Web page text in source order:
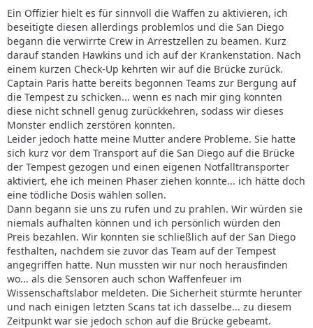
Ein Offizier hielt es für sinnvoll die Waffen zu aktivieren, ich
beseitigte diesen allerdings problemlos und die San Diego
begann die verwirrte Crew in Arrestzellen zu beamen. Kurz
darauf standen Hawkins und ich auf der Krankenstation. Nach
einem kurzen Check-Up kehrten wir auf die Brücke zurück.
Captain Paris hatte bereits begonnen Teams zur Bergung auf
die Tempest zu schicken... wenn es nach mir ging konnten
diese nicht schnell genug zurückkehren, sodass wir dieses
Monster endlich zerstören konnten.
Leider jedoch hatte meine Mutter andere Probleme. Sie hatte
sich kurz vor dem Transport auf die San Diego auf die Brücke
der Tempest gezogen und einen eigenen Notfalltransporter
aktiviert, ehe ich meinen Phaser ziehen konnte... ich hätte doch
eine tödliche Dosis wählen sollen.
Dann begann sie uns zu rufen und zu prahlen. Wir würden sie
niemals aufhalten können und ich persönlich würden den
Preis bezahlen. Wir konnten sie schließlich auf der San Diego
festhalten, nachdem sie zuvor das Team auf der Tempest
angegriffen hatte. Nun mussten wir nur noch herausfinden
wo... als die Sensoren auch schon Waffenfeuer im
Wissenschaftslabor meldeten. Die Sicherheit stürmte herunter
und nach einigen letzten Scans tat ich dasselbe... zu diesem
Zeitpunkt war sie jedoch schon auf die Brücke gebeamt.